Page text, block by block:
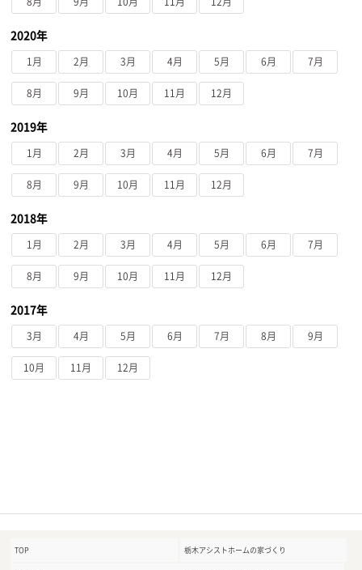
2020年
1月 2月 3月 4月 5月 6月 7月
8月 9月 10月 11月 12月
2019年
1月 2月 3月 4月 5月 6月 7月
8月 9月 10月 11月 12月
2018年
1月 2月 3月 4月 5月 6月 7月
8月 9月 10月 11月 12月
2017年
3月 4月 5月 6月 7月 8月 9月
10月 11月 12月
TOP 栃木アシストホームの家づくり